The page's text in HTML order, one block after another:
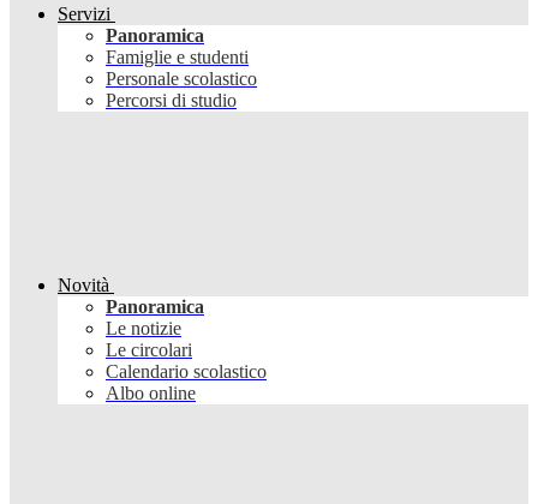
Servizi
Panoramica
Famiglie e studenti
Personale scolastico
Percorsi di studio
Novità
Panoramica
Le notizie
Le circolari
Calendario scolastico
Albo online